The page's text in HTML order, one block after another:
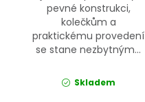
pevné konstrukci,
kolečkům a
praktickému provedení
se stane nezbytným...
Skladem